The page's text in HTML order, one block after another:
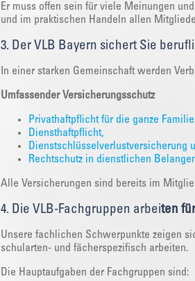
Er muss offen sein für viele Meinungen
und im praktischen Handeln allen
3. Der VLB Bayern sichert Sie
In einer starken Gemeinschaft werden
Umfassender Versicherungsschutz
Privathaftpflicht für die ganze
Diensthaftpflicht,
Dienstschlüsselverlustversicherung
Rechtschutz in dienstlichen
Alle Versicherungen sind bereits im
4. Die VLB-Fachgruppen arbeiten
Unsere fachlichen Schwerpunkte zeigen
schularten- und fächerspezifisch arbeiten.
Die Hauptaufgaben der Fachgruppen sind: